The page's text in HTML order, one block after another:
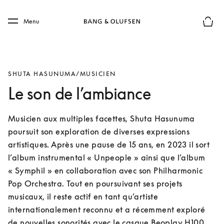
Skip to main footer
Menu
SHUTA HASUNUMA/MUSICIEN
Le son de l’ambiance
Musicien aux multiples facettes, Shuta Hasunuma
poursuit son exploration de diverses expressions
artistiques. Après une pause de 15 ans, en 2023 il sort
l’album instrumental « Unpeople » ainsi que l’album
« Symphil » en collaboration avec son Philharmonic
Pop Orchestra. Tout en poursuivant ses projets
musicaux, il reste actif en tant qu’artiste
internationalement reconnu et a récemment exploré